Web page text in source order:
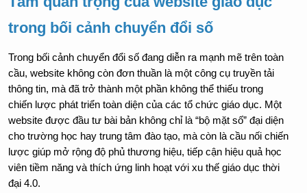
trong bối cảnh chuyển đổi số
Trong bối cảnh chuyển đổi số đang diễn ra mạnh mẽ trên toàn
cầu, website không còn đơn thuần là một công cụ truyền tải
thông tin, mà đã trở thành một phần không thể thiếu trong
chiến lược phát triển toàn diện của các tổ chức giáo dục. Một
website được đầu tư bài bản không chỉ là “bộ mặt số” đại diện
cho trường học hay trung tâm đào tạo, mà còn là cầu nối chiến
lược giúp mở rộng độ phủ thương hiệu, tiếp cận hiệu quả học
viên tiềm năng và thích ứng linh hoạt với xu thế giáo dục thời
đại 4.0.